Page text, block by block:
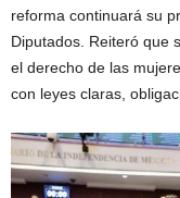
reforma continuará su
Diputados. Reiteró que
el derecho de las
con leyes claras,